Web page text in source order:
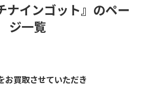
ナインゴット』のペー
ジ一覧
お買取させていただき